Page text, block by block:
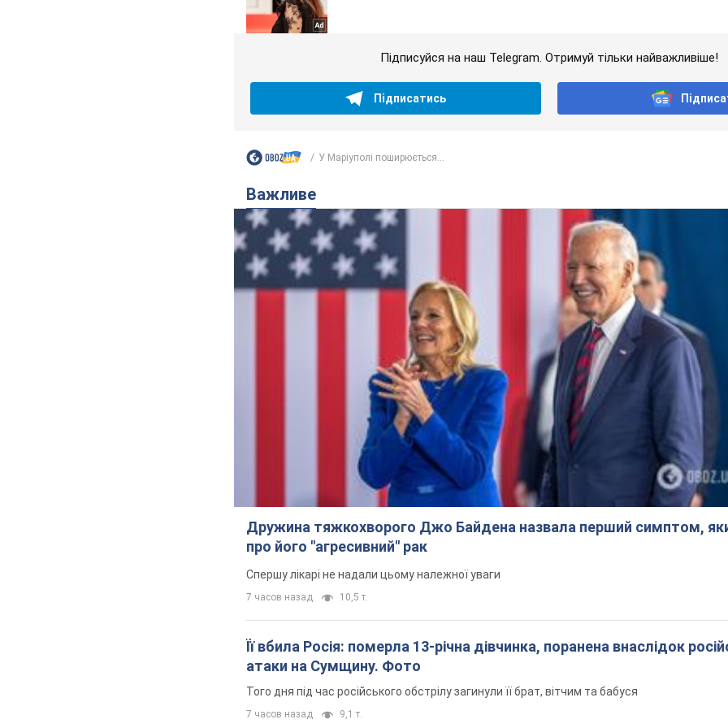
Підписуйся на наш Telegram. Отримуй тільки найважливіше!
Підписатись
У Маріуполі поширюється...
Важливе
Дружина тяжкохворого Джо Байдена назвала перший симптом,
про його "агресивний" рак
Спершу лікарі не надали цьому належної уваги
7 часов назад 10,5 т.
Її вбила Росія: померла 13-річна дівчинка, поранена внаслідок
атаки на Сумщину. Фото
Того дня під час російського обстрілу загинули її брат, вітчим та бабуся
7 часов назад 9,1 т.